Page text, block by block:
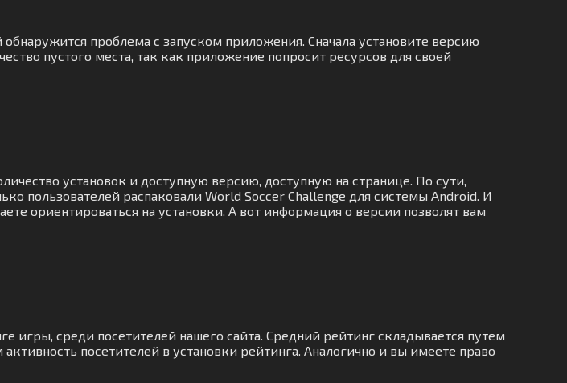
проблема с запуском приложения. Сначала установите версию
пустого места, так как приложение попросит ресурсов для своей
установок и доступную версию, доступную на странице. По сути,
пользователей распаковали World Soccer Challenge для системы Android. И
ориентироваться на установки. А вот информация о версии позволят вам
игры, среди посетителей нашего сайта. Средний рейтинг складывается путем
посетителей в установки рейтинга. Аналогично и вы имеете право